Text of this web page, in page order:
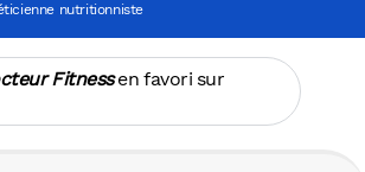
nutritionniste
Fitnessen favori sur